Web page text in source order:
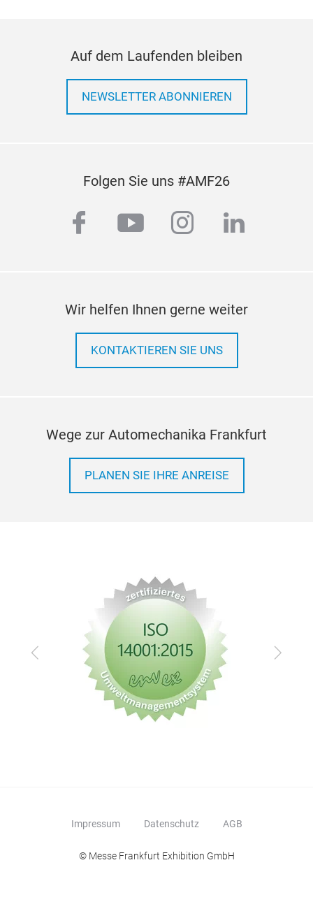
Auf dem Laufenden bleiben
NEWSLETTER ABONNIEREN
Folgen Sie uns #AMF26
facebook
youtubeinstagram
linkedin
Wir helfen Ihnen gerne weiter
KONTAKTIEREN SIE UNS
Wege zur Automechanika Frankfurt
PLANEN SIE IHRE ANREISE
Zurück Vor
Impressum Datenschutz AGB
© Messe Frankfurt Exhibition GmbH